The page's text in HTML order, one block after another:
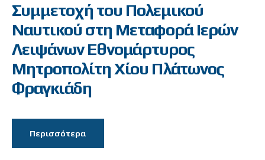
Συμμετοχή του Πολεμικού
Ναυτικού στη Μεταφορά Ιερών
Λειψάνων Εθνομάρτυρος
Μητροπολίτη Χίου Πλάτωνος
Φραγκιάδη
Περισσότερα